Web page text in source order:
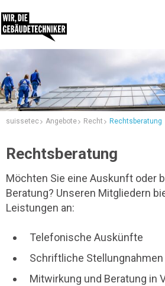
suissetec Angebote Recht Rechtsberatung
Rechtsberatung
Möchten Sie eine Auskunft oder
Beratung? Unseren Mitgliedern
Leistungen an:
Telefonische Auskünfte
Schriftliche Stellungnahmen
Mitwirkung und Beratung in